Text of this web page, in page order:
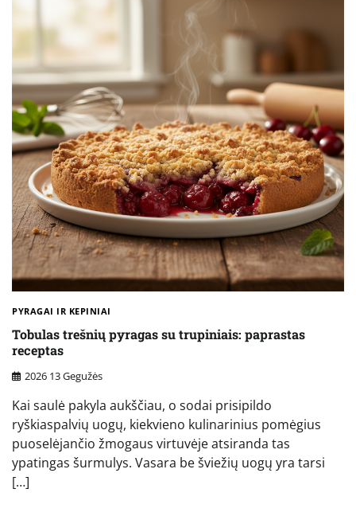
PYRAGAI IR KEPINIAI
Tobulas trešnių pyragas su trupiniais: paprastas
receptas
2026 13 Gegužės
Kai saulė pakyla aukščiau, o sodai prisipildo
ryškiaspalvių uogų, kiekvieno kulinarinius pomėgius
puoselėjančio žmogaus virtuvėje atsiranda tas
ypatingas šurmulys. Vasara be šviežių uogų yra tarsi
[…]